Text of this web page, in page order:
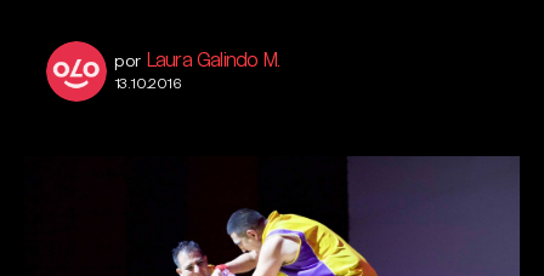
por Laura Galindo M.
13.10.2016